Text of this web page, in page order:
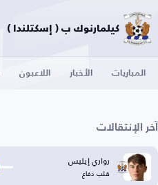
كيلمارنوك ب ( إسكتلندا )
المباريات الأخبار اللاعبون
آخر الإنتقالات
رواري إيليس
قلب دفاع